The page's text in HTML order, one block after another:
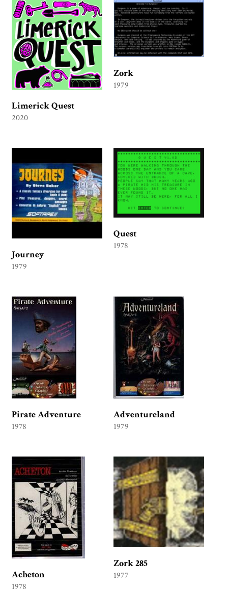
Limerick Quest
2020
Zork
1979
Journey
1979
Quest
1978
Pirate Adventure
1978
Adventureland
1979
Acheton
Zork 285
1977